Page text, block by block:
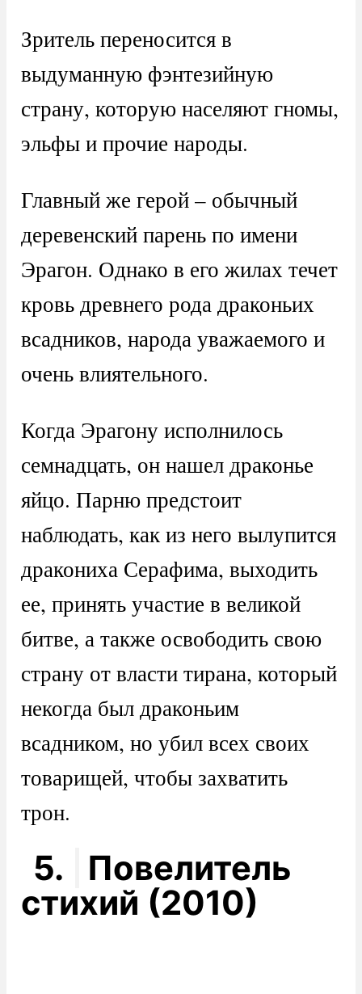
Зритель переносится в
выдуманную фэнтезийную
страну, которую населяют гномы,
эльфы и прочие народы.
Главный же герой – обычный
деревенский парень по имени
Эрагон. Однако в его жилах течет
кровь древнего рода драконьих
всадников, народа уважаемого и
очень влиятельного.
Когда Эрагону исполнилось
семнадцать, он нашел драконье
яйцо. Парню предстоит
наблюдать, как из него вылупится
дракониха Серафима, выходить
ее, принять участие в великой
битве, а также освободить свою
страну от власти тирана, который
некогда был драконьим
всадником, но убил всех своих
товарищей, чтобы захватить
трон.
5.
Повелитель
стихий (2010)